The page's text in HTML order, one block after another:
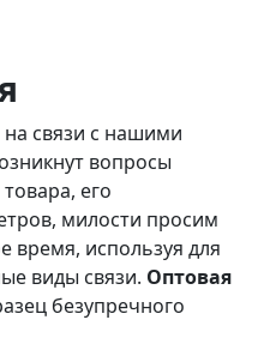
связи с нашими
вопросы
его
милости просим
используя для
виды связи. Оптовая
безупречного